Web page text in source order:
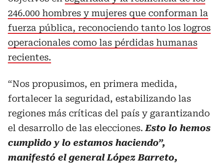
246.000 hombres y mujeres que conforman la
fuerza pública, reconociendo tanto los logros
operacionales como las pérdidas humanas
recientes.
“Nos propusimos, en primera medida,
fortalecer la seguridad, estabilizando las
regiones más críticas del país y garantizando
el desarrollo de las elecciones.Esto lo hemos
cumplido y lo estamos haciendo”,
manifestó el general López Barreto,